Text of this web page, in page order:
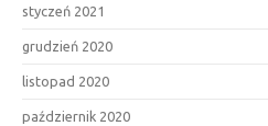
styczeń 2021
grudzień 2020
listopad 2020
październik 2020